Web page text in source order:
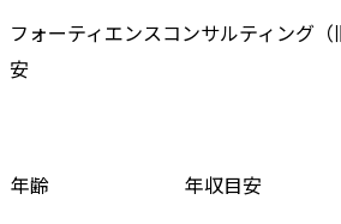
フォーティエンスコンサルティング
安
年齢 年収目安